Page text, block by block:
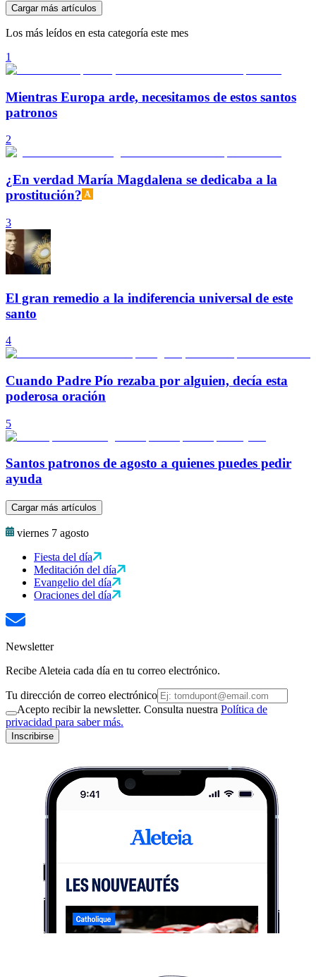
Cargar más artículos
Los más leídos en esta categoría este mes
1
Mientras Europa arde, necesitamos de estos santos
patronos
2
¿En verdad María Magdalena se dedicaba a la
prostitución?
3
El gran remedio a la indiferencia universal de este
santo
4
Cuando Padre Pío rezaba por alguien, decía esta
poderosa oración
5
Santos patronos de agosto a quienes puedes pedir
ayuda
Cargar más artículos
viernes 7 agosto
Fiesta del día
Meditación del día
Evangelio del día
Oraciones del día
Newsletter
Recibe Aleteia cada día en tu correo electrónico.
Tu dirección de correo electrónico
Acepto recibir la newsletter. Consulta nuestra Política de
privacidad para saber más.
Inscribirse